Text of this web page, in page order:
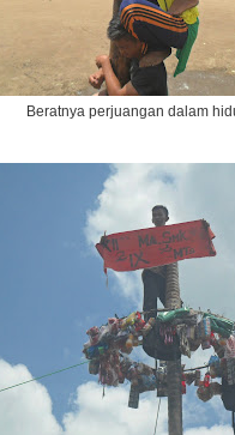
Beratnya perjuangan dalam